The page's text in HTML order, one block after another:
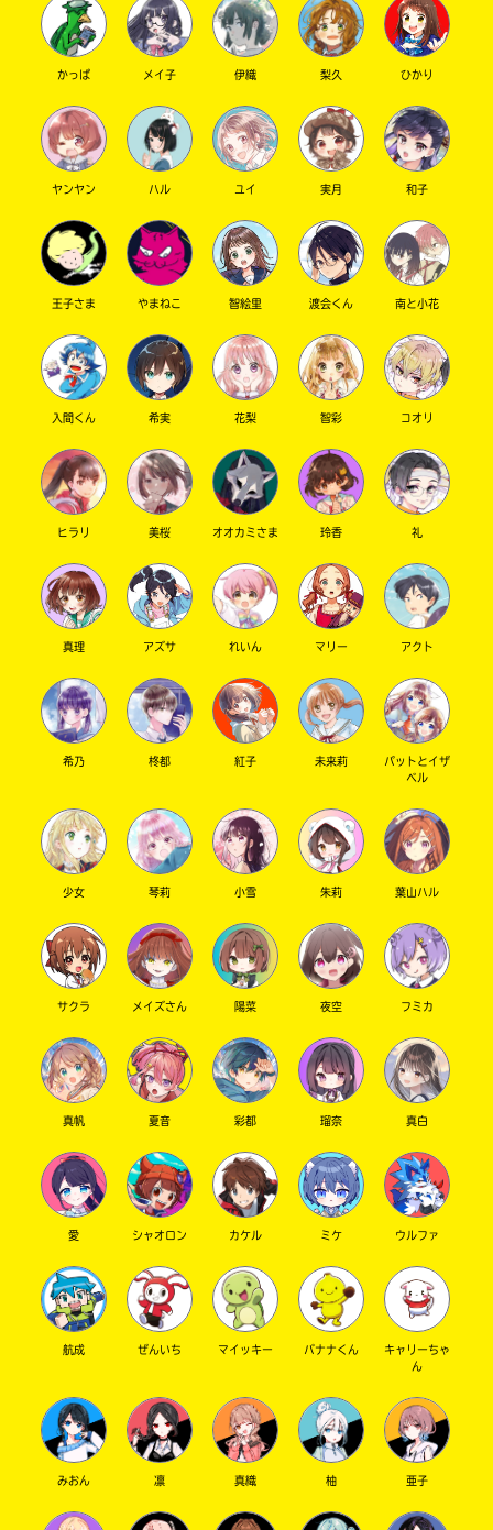
キーワードから探す
オフィシャルアカウント
SNSでシェアする
かっぱ メイ子 伊織 梨久 ひかり
ヤンヤン ハル ユイ 実月 和子
王子さま やまねこ 智絵里 渡会くん 南と小花
入間くん 希実 花梨 智彩 コオリ
ヒラリ 美桜 オオカミさま 玲香 礼
真理 アズサ れいん マリー アクト
希乃 柊都 紅子 未来莉
パットとイザ
ベル
少女 琴莉 小雪 朱莉 葉山ハル
サクラ メイズさん 陽菜 夜空 フミカ
真帆 夏音 彩都 瑠奈 真白
愛 シャオロン カケル ミケ ウルファ
航成 ぜんいち マイッキー バナナくん
キャリーちゃ
ん
みおん 凛 真織 柚 亜子